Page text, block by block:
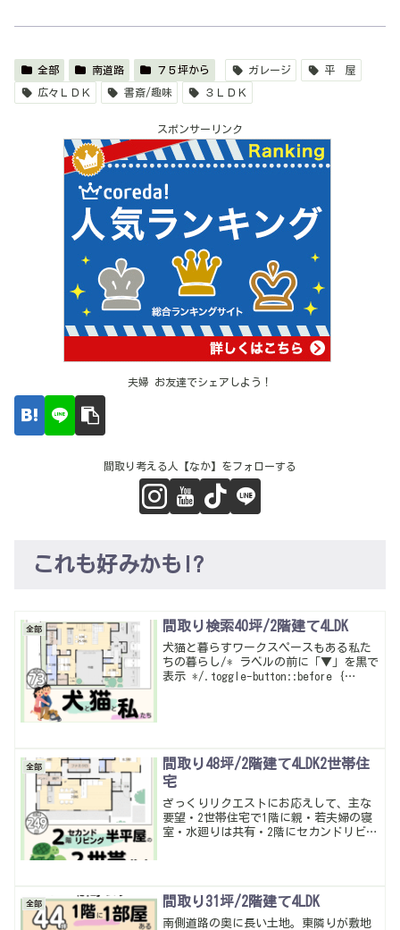
全部 南道路 ７５坪から ガレージ 平 屋
広々ＬＤＫ 書斎/趣味 ３ＬＤＫ
スポンサーリンク
夫婦 お友達でシェアしよう！
間取り考える人【なか】をフォローする
これも好みかも!?
全部 間取り検索40坪/2階建て4LDK
犬猫と暮らすワークスペースもある私た
ちの暮らし/* ラベルの前に「▼」を黒で
表示 */.toggle-button::before {
全部
間取り48坪/2階建て4LDK2世帯住
宅
ざっくりリクエストにお応えして、主な
要望・2世帯住宅で1階に親・若夫婦の寝
室・水廻りは共有・2階にセカンドリビン
全部 間取り31坪/2階建て4LDK
南側道路の奥に長い土地。東隣りが敷地